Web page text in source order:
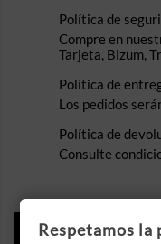
Política de
Compre en
Tarjeta, Bizum,
Política de
Los pedidos
Política de
Consulte
Respetamos la